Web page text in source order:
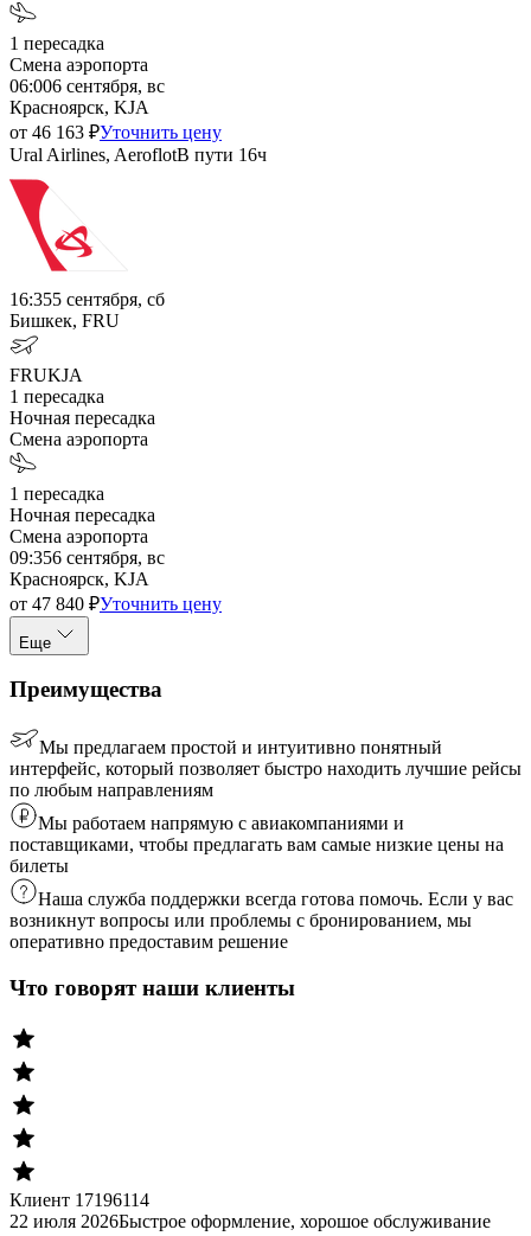
1 пересадка
Смена аэропорта
06:006 сентября, вс
Красноярск, KJA
от 46 163 ₽Уточнить цену
Ural Airlines, AeroflotВ пути 16ч
16:355 сентября, сб
Бишкек, FRU
FRUKJA
1 пересадка
Ночная пересадка
Смена аэропорта
1 пересадка
Ночная пересадка
Смена аэропорта
09:356 сентября, вс
Красноярск, KJA
от 47 840 ₽Уточнить цену
Еще
Преимущества
Мы предлагаем простой и интуитивно понятный
интерфейс, который позволяет быстро находить лучшие рейсы
по любым направлениям
Мы работаем напрямую с авиакомпаниями и
поставщиками, чтобы предлагать вам самые низкие цены на
билеты
Наша служба поддержки всегда готова помочь. Если у вас
возникнут вопросы или проблемы с бронированием, мы
оперативно предоставим решение
Что говорят наши клиенты
Клиент 17196114
22 июля 2026Быстрое оформление, хорошое обслуживание